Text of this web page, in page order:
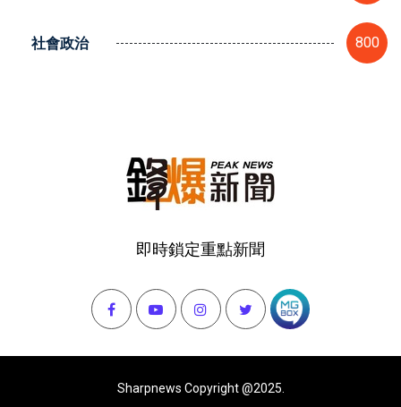
社會政治 800
即時鎖定重點新聞
Sharpnews Copyright @2025.